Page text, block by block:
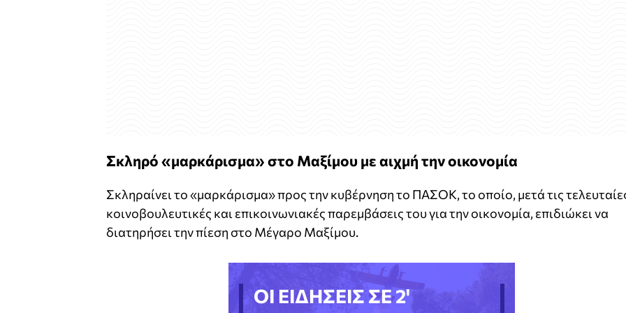
Σκληρό «μαρκάρισμα» στο Μαξίμου με αιχμή την οικονομία
Σκληραίνει το «μαρκάρισμα» προς την κυβέρνηση το ΠΑΣΟΚ, το οποίο, μετά τις
κοινοβουλευτικές και επικοινωνιακές παρεμβάσεις του για την οικονομία, επιδιώκει να
διατηρήσει την πίεση στο Μέγαρο Μαξίμου.
ΟΙ ΕΙΔΗΣΕΙΣ ΣΕ 2'